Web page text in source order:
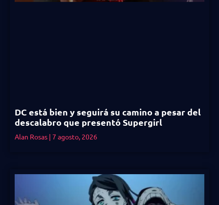
DC está bien y seguirá su camino a pesar del
descalabro que presentó Supergirl
Alan Rosas 7 agosto, 2026